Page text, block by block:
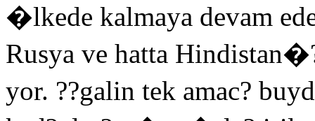
�lkede kalmaya devam
Rusya ve hatta
yor. ??galin tek amac?